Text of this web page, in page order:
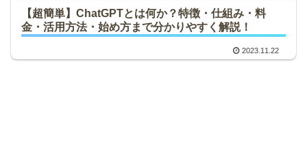
【超簡単】ChatGPTとは何か？特徴・仕組み・料
金・活用方法・始め方まで分かりやすく解説！
2023.11.22